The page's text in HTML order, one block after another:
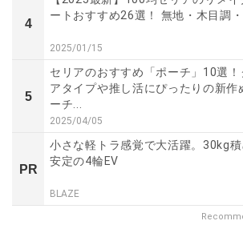
4
ートおすすめ26選！ 無地・木目調
2025/01/15
5
セリアのおすすめ「ポーチ」10選！
アタイプや推し活にぴったりの新作
ーチ...
2025/04/05
PR
小さな軽トラ感覚で大活躍。30kg積
安定の4輪EV
BLAZE